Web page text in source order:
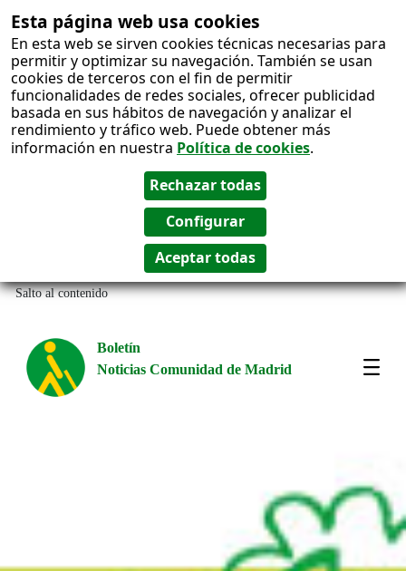
Esta página web usa cookies
En esta web se sirven cookies técnicas necesarias para
permitir y optimizar su navegación. También se usan
cookies de terceros con el fin de permitir
funcionalidades de redes sociales, ofrecer publicidad
basada en sus hábitos de navegación y analizar el
rendimiento y tráfico web. Puede obtener más
información en nuestra Política de cookies.
Salto al contenido
Boletín
Noticias Comunidad de Madrid